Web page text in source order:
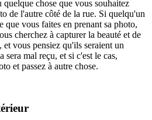
chose que vous souhaitez
de l'autre côté de la rue. Si quelqu'un
que vous faites en prenant sa photo,
cherchez à capturer la beauté et de
vous pensiez qu'ils seraient un
sera mal reçu, et si c'est le cas,
et passez à autre chose.